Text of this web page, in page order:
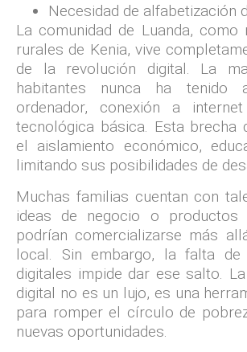
Necesidad de alfabetización
La comunidad de Luanda, como
rurales de Kenia, vive
de la revolución digital. La
habitantes nunca ha tenido
ordenador, conexión a
tecnológica básica. Esta brecha
el aislamiento económico,
limitando sus posibilidades de
Muchas familias cuentan con
ideas de negocio o productos
podrían comercializarse más
local. Sin embargo, la falta de
digitales impide dar ese salto.
digital no es un lujo, es una
para romper el círculo de
nuevas oportunidades.